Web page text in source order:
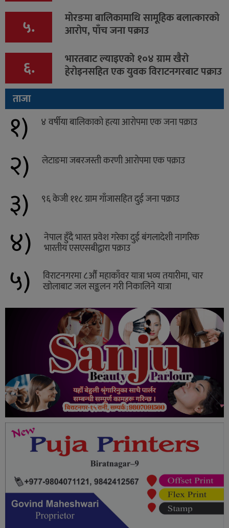
५. मोरङमा बालिकामाथि सामूहिक बलात्कारको
आरोप, पाँच जना पक्राउ
६. भारतबाट ल्याइएको १०४ ग्राम खैरो
हेरोइनसहित एक युवक विराटनगरबाट पक्राउ
ताजा
१) ४ वर्षीया बालिकाको हत्या आरोपमा एक जना पक्राउ
२) लेटाङमा जबरजस्ती करणी आरोपमा एक पक्राउ
३) ९६ केजी ११८ ग्राम गाँजासहित दुई जना पक्राउ
४) नेपाल हुँदै भारत प्रवेश गरेका दुई बंगलादेशी नागरिक
भारतीय एसएसबीद्वारा पक्राउ
५) विराटनगरमा ८औँ महाकाँवर यात्रा भव्य तयारीमा, चार
खोलाबाट जल सङ्कलन गरी निकालिने यात्रा